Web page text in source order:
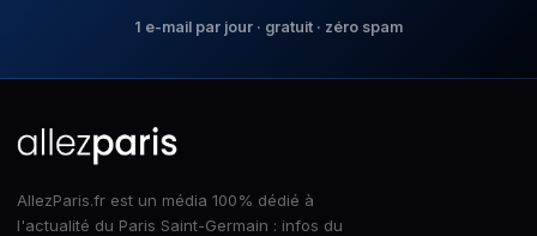
1 e-mail par jour · gratuit · zéro spam
AllezParis.fr est un média 100% dédié à
l'actualité du Paris Saint-Germain : infos du